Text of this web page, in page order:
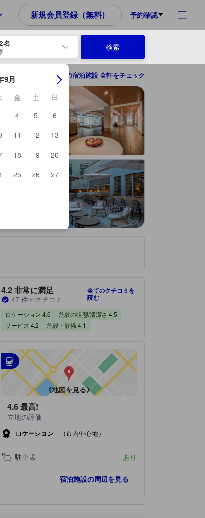
新規会員登録（無料） 予約確認
名
して、チェックイン日とチェックアウト日を移動します。
9月
金 土
日
4 5
6
11 12
13
18 19
20
25 26
27
検索
サンノゼ（CA)の宿泊施設 全軒をチェック
施設のクチコミスコア：4.2 / 5 非常に満足 47 件のクチコミ
4.2非常に満足
47 件のクチコミ
全てのクチコミを
読む
ロケーション 4.6
施設の状態/清潔さ 4.5
サービス 4.2
施設・設備 4.1
tooltip
最寄の交通機関
• 最寄の駅：Flixbus Station（距離0.26km）
• 最寄の駅：San Jose Diridon Amtrak Station（距離1.01km）
《地図を見る》
4.6最高!
立地の評価
ロケーション - （市内中心地）
駐車場 あり
宿泊施設の周辺を見る
から宿泊選びをされるユーザーにとっても参考となる信頼で